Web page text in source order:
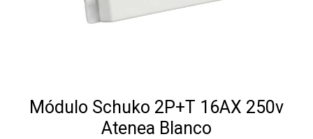
Módulo Schuko 2P+T 16AX 250v
Atenea Blanco